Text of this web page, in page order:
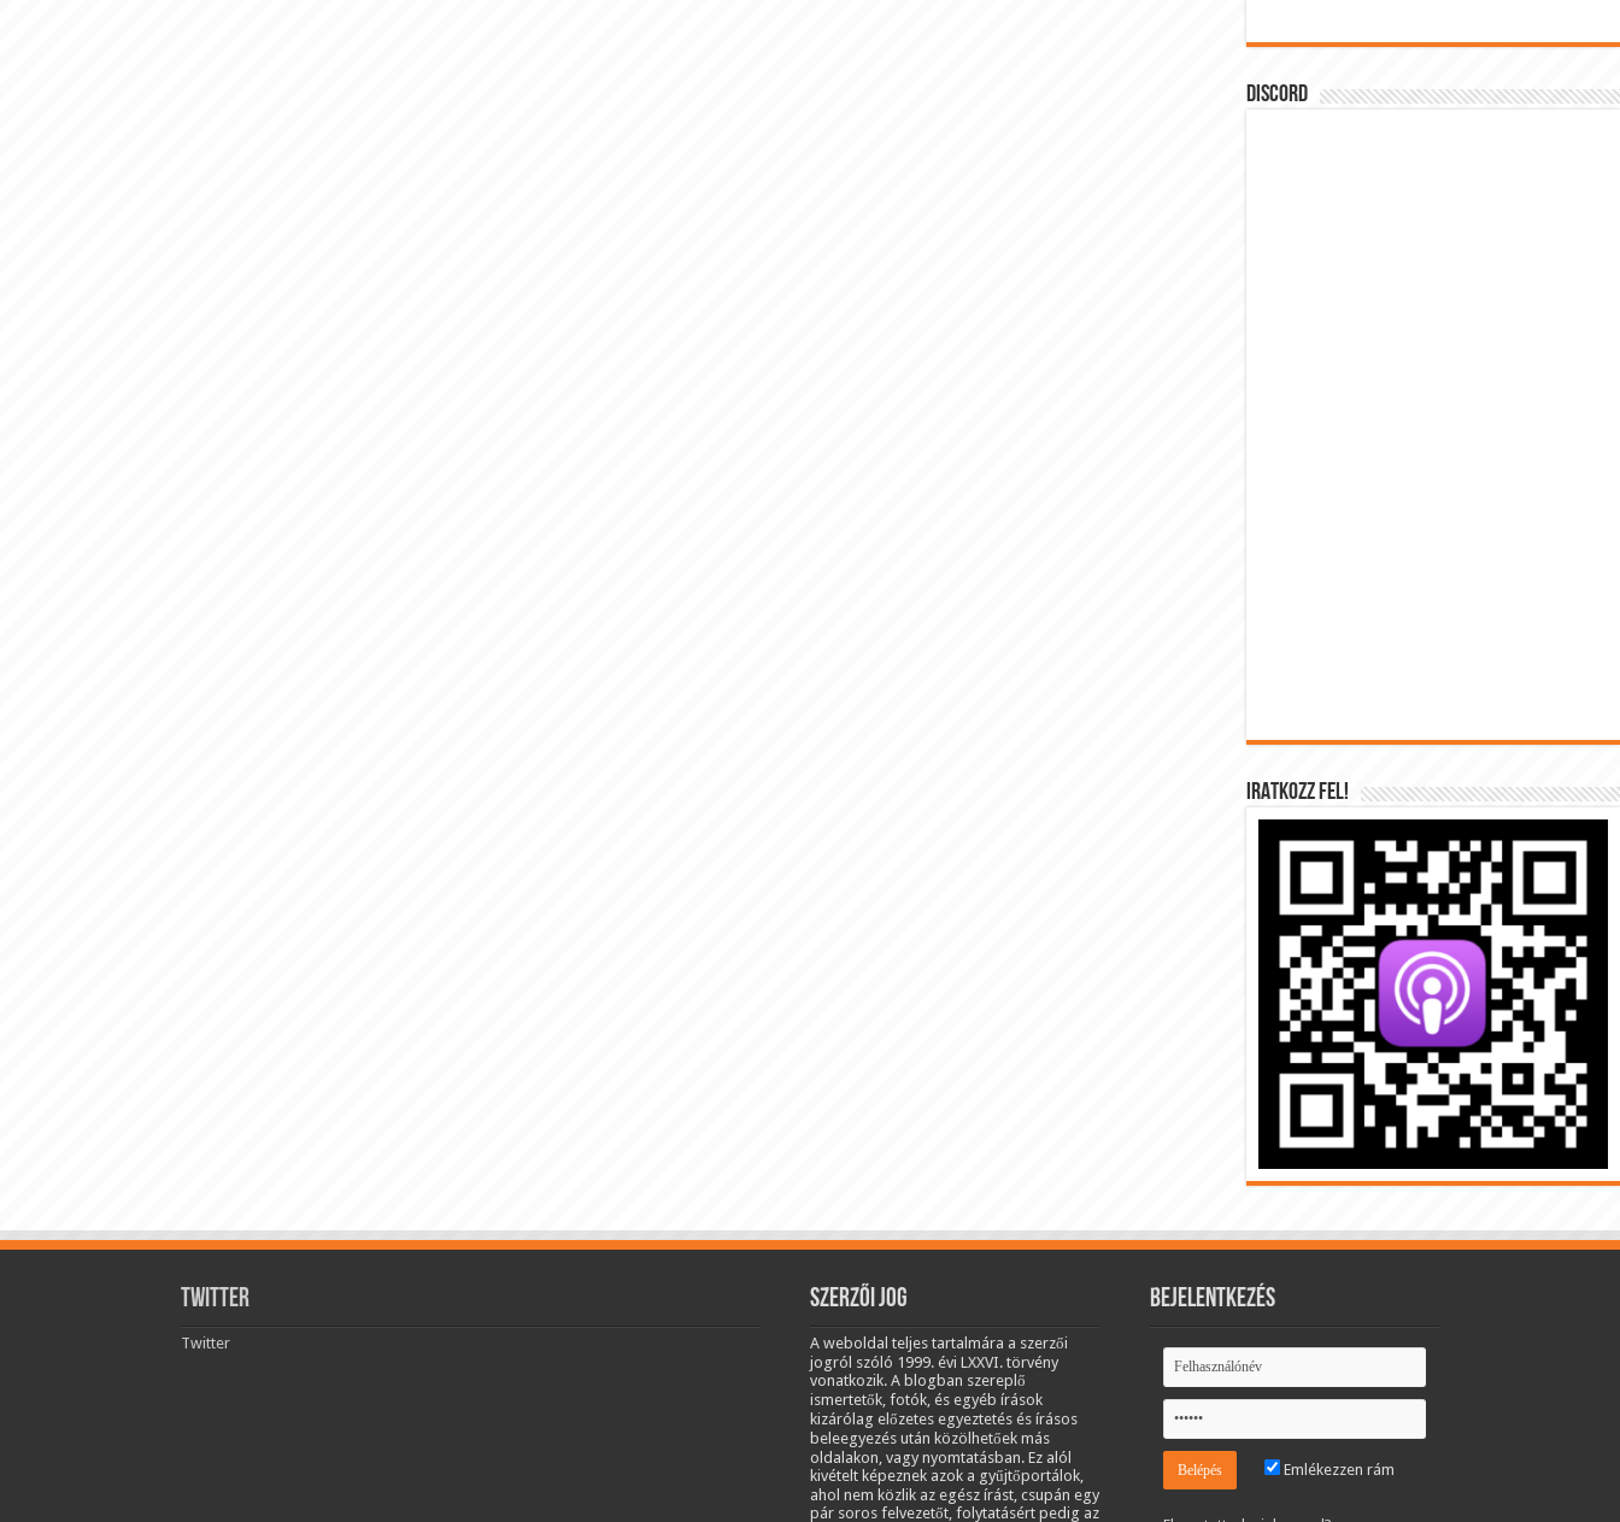
DISCORD
IRATKOZZ FEL!
Twitter
Twitter
Szerzői jog
A weboldal teljes tartalmára a szerzői
jogról szóló 1999. évi LXXVI. törvény
vonatkozik. A blogban szereplő
ismertetők, fotók, és egyéb írások
kizárólag előzetes egyeztetés és írásos
beleegyezés után közölhetőek más
oldalakon, vagy nyomtatásban. Ez alól
kivételt képeznek azok a gyűjtőportálok,
ahol nem közlik az egész írást, csupán egy
pár soros felvezetőt, folytatásért pedig az
Bejelentkezés
Emlékezzen rám